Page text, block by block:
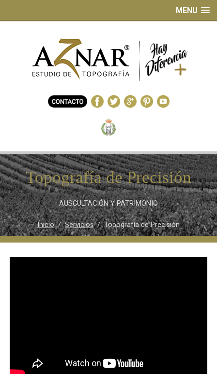
MENU
Topografía de Precisión
AUSCULTACIÓN Y PATRIMONIO
Inicio/Servicios/ Topografía de Precisión